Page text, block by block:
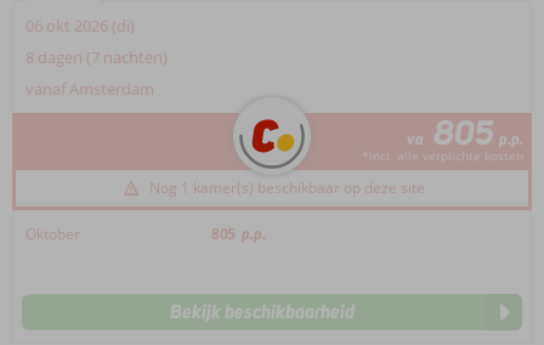
06 okt 2026 (di)
8 dagen (7 nachten)
vanaf Amsterdam
va 805 p.p.
*incl. alle verplichte kosten
Nog 1 kamer(s) beschikbaar op deze site
Oktober 805 p.p.
Bekijk beschikbaarheid